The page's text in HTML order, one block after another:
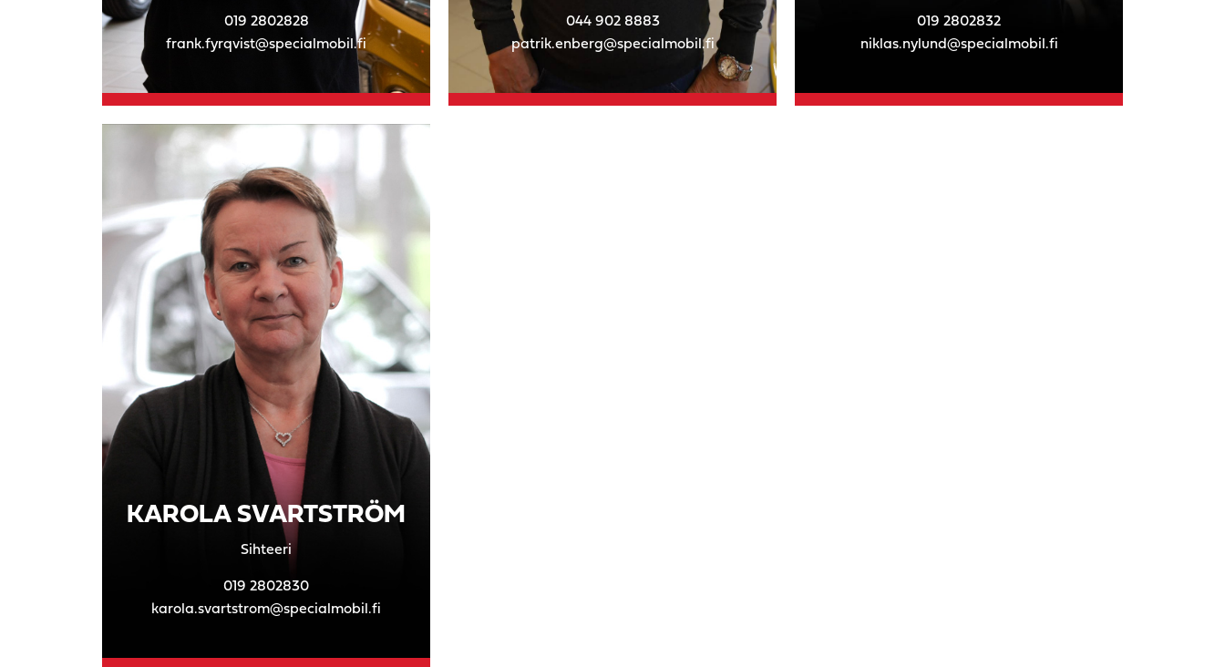
019 2802828
frank.fyrqvist@specialmobil.fi
044 902 8883
patrik.enberg@specialmobil.fi
019 2802832
niklas.nylund@specialmobil.fi
KAROLA SVARTSTRÖM
Sihteeri
019 2802830
karola.svartstrom@specialmobil.fi